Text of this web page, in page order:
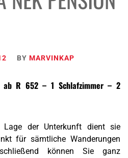
BY MARVINKAP
ab R 652 – 1 Schlafzimmer – 2
Lage der Unterkunft dient sie
für sämtliche Wanderungen
können Sie ganz